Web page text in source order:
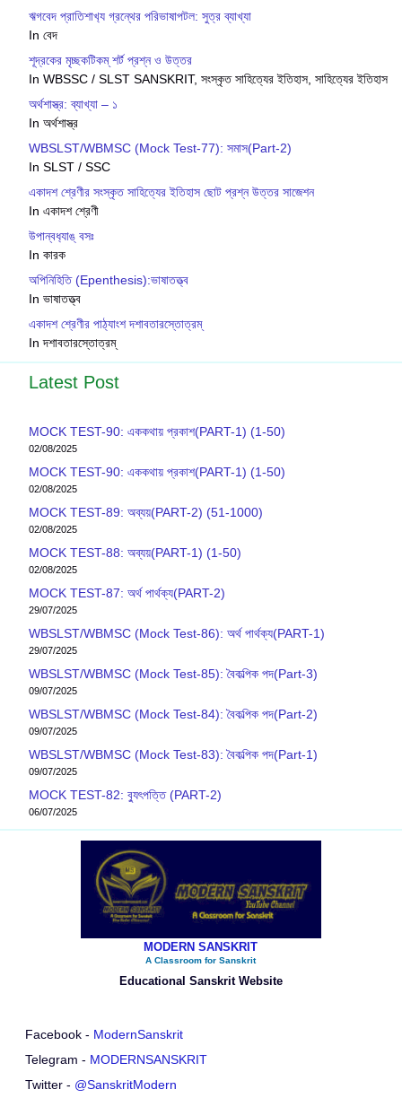
ঋগবেদ প্রাতিশাখ‍্য গ্রন্থের পরিভাষাপটল: সুত্র ব্যাখ্যা
In বেদ
শূদ্রকের মৃচ্ছকটিকম্ শর্ট প্রশ্ন ও উত্তর
In WBSSC / SLST SANSKRIT, সংস্কৃত সাহিত্যের ইতিহাস, সাহিত্যের ইতিহাস
অর্থশাস্ত্র: ব্যাখ্যা – ১
In অর্থশাস্ত্র
WBSLST/WBMSC (Mock Test-77): সমাস(Part-2)
In SLST / SSC
একাদশ শ্রেণীর সংস্কৃত সাহিত্যের ইতিহাস ছোট প্রশ্ন উত্তর সাজেশন
In একাদশ শ্রেণী
উপান্বধ‍্যাঙ্ বসঃ
In কারক
অপিনিহিতি (Epenthesis):ভাষাতত্ত্ব
In ভাষাতত্ত্ব
একাদশ শ্রেণীর পাঠ্যাংশ দশাবতারস্তোত্রম্
In দশাবতারস্তোত্রম্
Latest Post
MOCK TEST-90: এককথায় প্রকাশ(PART-1) (1-50)
02/08/2025
MOCK TEST-90: এককথায় প্রকাশ(PART-1) (1-50)
02/08/2025
MOCK TEST-89: অব্যয়(PART-2) (51-1000)
02/08/2025
MOCK TEST-88: অব্যয়(PART-1) (1-50)
02/08/2025
MOCK TEST-87: অর্থ পার্থক্য(PART-2)
29/07/2025
WBSLST/WBMSC (Mock Test-86): অর্থ পার্থক্য(PART-1)
29/07/2025
WBSLST/WBMSC (Mock Test-85): বৈকল্পিক পদ(Part-3)
09/07/2025
WBSLST/WBMSC (Mock Test-84): বৈকল্পিক পদ(Part-2)
09/07/2025
WBSLST/WBMSC (Mock Test-83): বৈকল্পিক পদ(Part-1)
09/07/2025
MOCK TEST-82: ব‍্যুৎপত্তি (PART-2)
06/07/2025
MODERN SANSKRIT
A Classroom for Sanskrit
Educational Sanskrit Website
Facebook - ModernSanskrit
Telegram - MODERNSANSKRIT
Twitter - @SanskritModern